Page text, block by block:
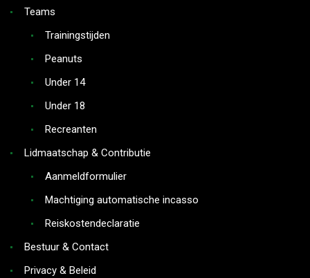
Teams
Trainingstijden
Peanuts
Under 14
Under 18
Recreanten
Lidmaatschap & Contributie
Aanmeldformulier
Machtiging automatische incasso
Reiskostendeclaratie
Bestuur & Contact
Privacy & Beleid